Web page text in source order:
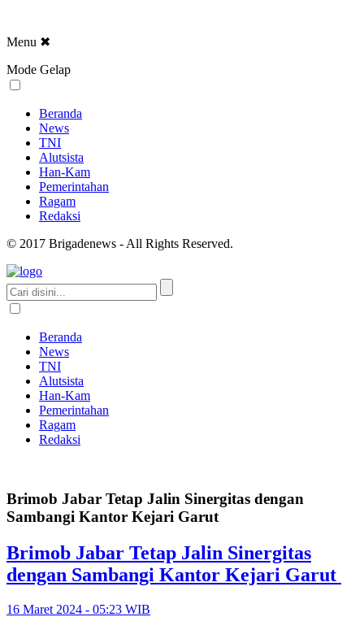
Menu ✖
Mode Gelap
Beranda
News
TNI
Alutsista
Han-Kam
Pemerintahan
Ragam
Redaksi
© 2017 Brigadenews - All Rights Reserved.
Beranda
News
TNI
Alutsista
Han-Kam
Pemerintahan
Ragam
Redaksi
Brimob Jabar Tetap Jalin Sinergitas dengan
Sambangi Kantor Kejari Garut
Brimob Jabar Tetap Jalin Sinergitas
dengan Sambangi Kantor Kejari Garut
16 Maret 2024 - 05:23 WIB